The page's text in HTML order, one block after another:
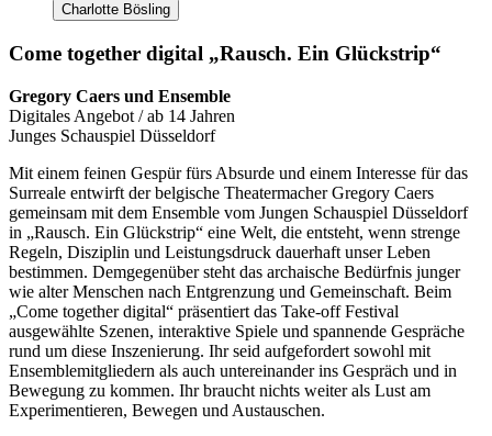
Charlotte Bösling
Come together digital „Rausch. Ein Glückstrip“
Gregory Caers und Ensemble
Digitales Angebot / ab 14 Jahren
Junges Schauspiel Düsseldorf
Mit einem feinen Gespür fürs Absurde und einem Interesse für das
Surreale entwirft der belgische Theatermacher Gregory Caers
gemeinsam mit dem Ensemble vom Jungen Schauspiel Düsseldorf
in „Rausch. Ein Glückstrip“ eine Welt, die entsteht, wenn strenge
Regeln, Disziplin und Leistungsdruck dauerhaft unser Leben
bestimmen. Demgegenüber steht das archaische Bedürfnis junger
wie alter Menschen nach Entgrenzung und Gemeinschaft. Beim
„Come together digital“ präsentiert das Take-off Festival
ausgewählte Szenen, interaktive Spiele und spannende Gespräche
rund um diese Inszenierung. Ihr seid aufgefordert sowohl mit
Ensemblemitgliedern als auch untereinander ins Gespräch und in
Bewegung zu kommen. Ihr braucht nichts weiter als Lust am
Experimentieren, Bewegen und Austauschen.